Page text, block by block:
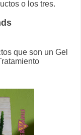
o los tres.
que son un Gel